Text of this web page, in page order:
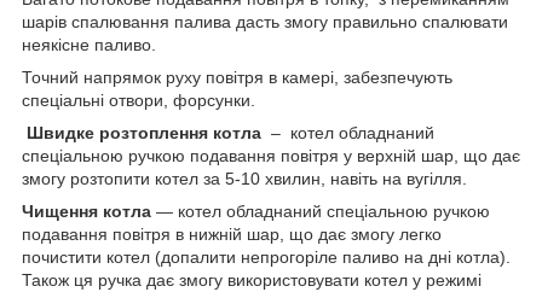
шарів спалювання палива дасть змогу правильно спалювати
неякісне паливо.
Точний напрямок руху повітря в камері, забезпечують
спеціальні отвори, форсунки.
Швидке розтоплення котла – котел обладнаний
спеціальною ручкою подавання повітря у верхній шар, що дає
змогу розтопити котел за 5-10 хвилин, навіть на вугілля.
Чищення котла — котел обладнаний спеціальною ручкою
подавання повітря в нижній шар, що дає змогу легко
почистити котел (допалити непрогоріле паливо на дні котла).
Також ця ручка дає змогу використовувати котел у режимі